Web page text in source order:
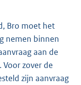
Bro moet het
nemen binnen
aan de
zover de
zijn aanvraag